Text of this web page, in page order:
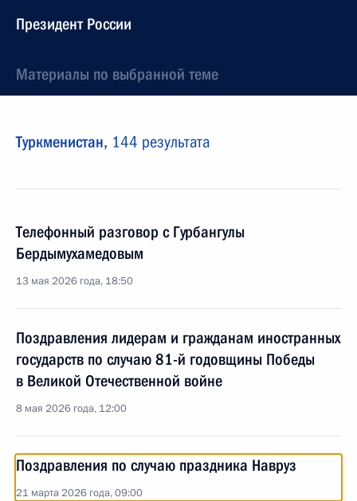
Президент России
Материалы по выбранной теме
Туркменистан, 144 результата
Телефонный разговор с Гурбангулы
Бердымухамедовым
13 мая 2026 года, 18:50
Поздравления лидерам и гражданам иностранных
государств по случаю 81-й годовщины Победы
в Великой Отечественной войне
8 мая 2026 года, 12:00
Поздравления по случаю праздника Навруз
21 марта 2026 года, 09:00